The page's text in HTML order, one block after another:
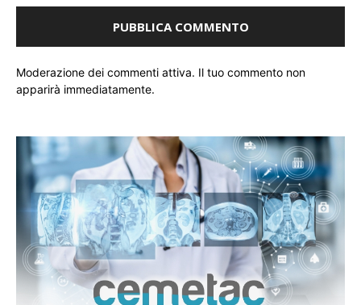
Moderazione dei commenti attiva. Il tuo commento non
apparirà immediatamente.